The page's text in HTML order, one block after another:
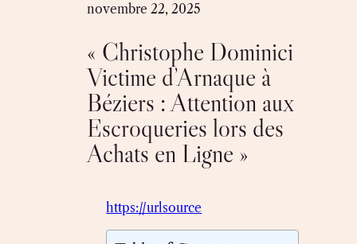
novembre 22, 2025
« Christophe Dominici
Victime d’Arnaque à
Béziers : Attention aux
Escroqueries lors des
Achats en Ligne »
https://urlsource